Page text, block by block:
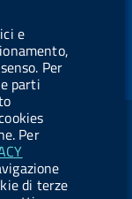
e
Per
parti
Per
di terze